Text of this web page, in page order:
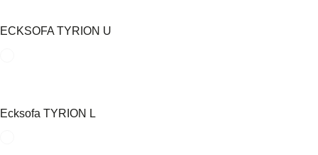
ECKSOFA TYRION U
Ecksofa TYRION L